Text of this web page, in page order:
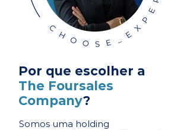
Por que escolher a
The Foursales
Company?
Somos uma holding